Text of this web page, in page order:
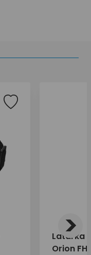
Latarka
Orion
>